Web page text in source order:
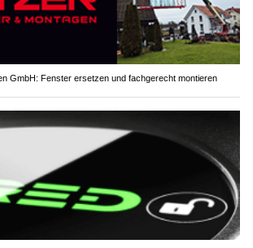
GmbH: Fenster ersetzen und fachgerecht montieren